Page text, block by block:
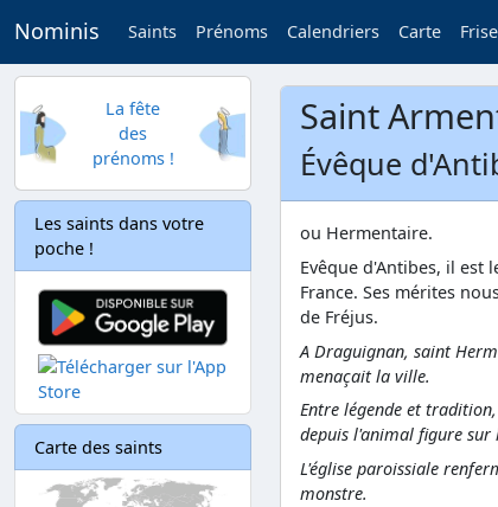
Nominis Saints Prénoms Calendriers Carte Frise
La fête
des
prénoms !
Les saints dans votre
poche !
Carte des saints
Saint
Évêque
ou Hermentaire.
Evêque d'Antibes, il est
France. Ses mérites
de Fréjus.
A Draguignan, saint
menaçait la ville.
Entre légende et
depuis l'animal figure sur
L'église paroissiale
monstre.